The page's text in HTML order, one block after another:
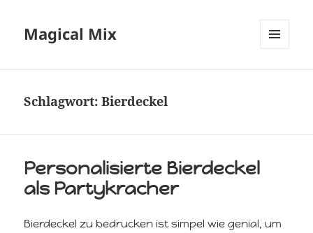
Magical Mix
Schlagwort:Bierdeckel
Personalisierte Bierdeckel
als Partykracher
Bierdeckel zu bedrucken ist simpel wie genial, um